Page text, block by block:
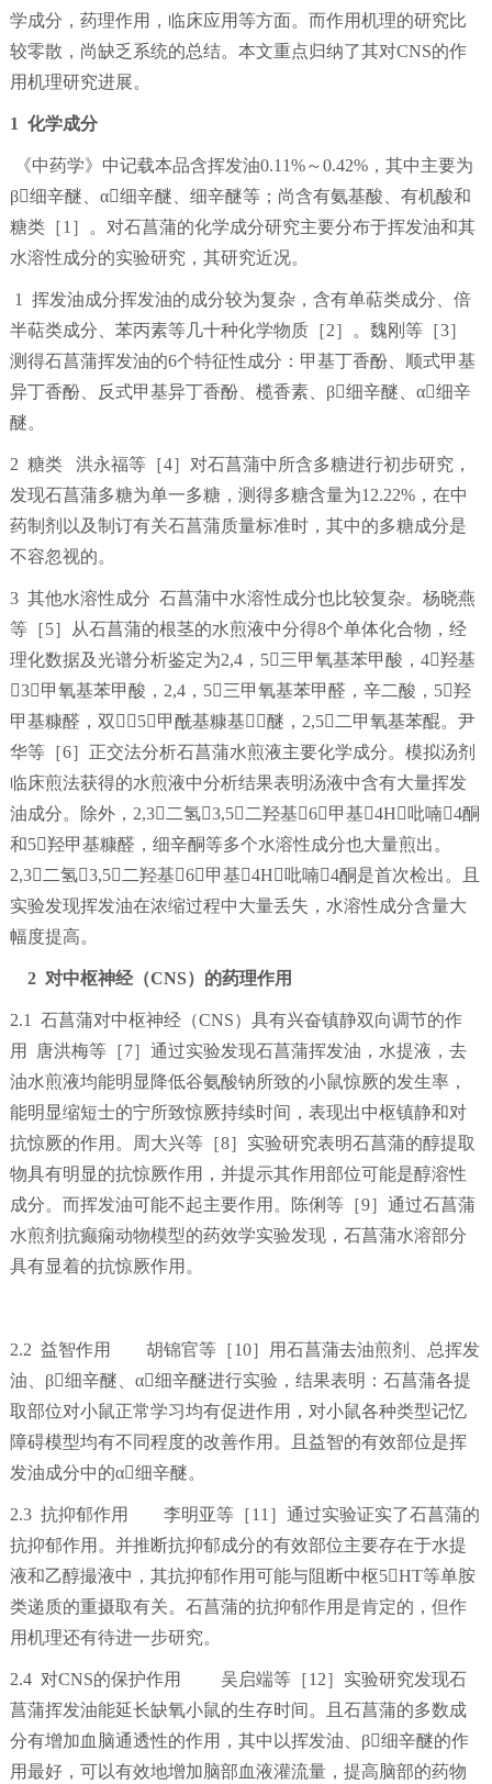
学成分，药理作用，临床应用等方面。而作用机理的研究比
较零散，尚缺乏系统的总结。本文重点归纳了其对CNS的作
用机理研究进展。
1 化学成分
《中药学》中记载本品含挥发油0.11%～0.42%，其中主要为
β细辛醚、α细辛醚、细辛醚等；尚含有氨基酸、有机酸和
糖类［1］。对石菖蒲的化学成分研究主要分布于挥发油和其
水溶性成分的实验研究，其研究近况。
1 挥发油成分挥发油的成分较为复杂，含有单萜类成分、倍
半萜类成分、苯丙素等几十种化学物质［2］。魏刚等［3］
测得石菖蒲挥发油的6个特征性成分：甲基丁香酚、顺式甲基
异丁香酚、反式甲基异丁香酚、榄香素、β细辛醚、α细辛
醚。
2 糖类 洪永福等［4］对石菖蒲中所含多糖进行初步研究，
发现石菖蒲多糖为单一多糖，测得多糖含量为12.22%，在中
药制剂以及制订有关石菖蒲质量标准时，其中的多糖成分是
不容忽视的。
3 其他水溶性成分 石菖蒲中水溶性成分也比较复杂。杨晓燕
等［5］从石菖蒲的根茎的水煎液中分得8个单体化合物，经
理化数据及光谱分析鉴定为2,4，5三甲氧基苯甲酸，4羟基
3甲氧基苯甲酸，2,4，5三甲氧基苯甲醛，辛二酸，5羟
甲基糠醛，双［5甲酰基糠基］醚，2,5二甲氧基苯醌。尹
华等［6］正交法分析石菖蒲水煎液主要化学成分。模拟汤剂
临床煎法获得的水煎液中分析结果表明汤液中含有大量挥发
油成分。除外，2,3二氢3,5二羟基6甲基4H吡喃4酮
和5羟甲基糠醛，细辛酮等多个水溶性成分也大量煎出。
2,3二氢3,5二羟基6甲基4H吡喃4酮是首次检出。且
实验发现挥发油在浓缩过程中大量丢失，水溶性成分含量大
幅度提高。
2 对中枢神经（CNS）的药理作用
2.1 石菖蒲对中枢神经（CNS）具有兴奋镇静双向调节的作
用 唐洪梅等［7］通过实验发现石菖蒲挥发油，水提液，去
油水煎液均能明显降低谷氨酸钠所致的小鼠惊厥的发生率，
能明显缩短士的宁所致惊厥持续时间，表现出中枢镇静和对
抗惊厥的作用。周大兴等［8］实验研究表明石菖蒲的醇提取
物具有明显的抗惊厥作用，并提示其作用部位可能是醇溶性
成分。而挥发油可能不起主要作用。陈俐等［9］通过石菖蒲
水煎剂抗癫痫动物模型的药效学实验发现，石菖蒲水溶部分
具有显着的抗惊厥作用。
2.2 益智作用 胡锦官等［10］用石菖蒲去油煎剂、总挥发
油、β细辛醚、α细辛醚进行实验，结果表明：石菖蒲各提
取部位对小鼠正常学习均有促进作用，对小鼠各种类型记忆
障碍模型均有不同程度的改善作用。且益智的有效部位是挥
发油成分中的α细辛醚。
2.3 抗抑郁作用 李明亚等［11］通过实验证实了石菖蒲的
抗抑郁作用。并推断抗抑郁成分的有效部位主要存在于水提
液和乙醇撮液中，其抗抑郁作用可能与阻断中枢5HT等单胺
类递质的重摄取有关。石菖蒲的抗抑郁作用是肯定的，但作
用机理还有待进一步研究。
2.4 对CNS的保护作用 吴启端等［12］实验研究发现石
菖蒲挥发油能延长缺氧小鼠的生存时间。且石菖蒲的多数成
分有增加血脑通透性的作用，其中以挥发油、β细辛醚的作
用最好，可以有效地增加脑部血液灌流量，提高脑部的药物